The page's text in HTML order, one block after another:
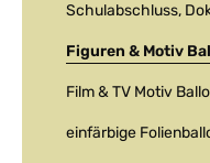
Schulabschluss,
Figuren & Motiv
Film & TV Motiv
einfärbige